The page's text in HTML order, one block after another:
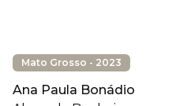
Mato Grosso - 2023
Ana Paula Bonádio